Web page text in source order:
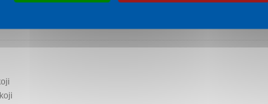
Pobyt je na 6 nocí. Nástup na pobyt je možný kterýkoliv